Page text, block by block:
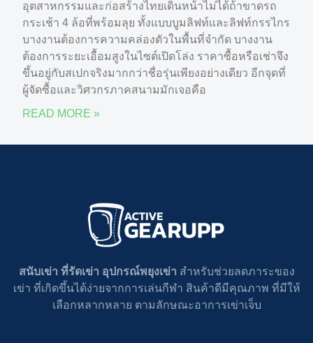
อุตสาหกรรมและก่อสร้างไทยเดินหน้าไม่ได้ถ้าขาดรถ
กระเช้า 4 ล้อที่พร้อมลุย ทั้งแบบบูมลิฟท์และลิฟท์กรรไกร
บางงานต้องการความคล่องตัวในพื้นที่จำกัด บางงาน
ต้องการระยะเอื้อมสูงในไซต์เปิดโล่ง ราคาซื้อหรือเช่าจึง
ขึ้นอยู่กับสเปกจริงมากกว่าชื่อรุ่นเพียงอย่างเดียว อีกจุดที่
ผู้จัดซื้อและวิศวกรภาคสนามมักเจอคือ
READ MORE »
สนับเข่า ที่รัดเข่า อุปกรณ์พยุงเข่า สำหรับช่วยลดภาระของ
เข่า ที่เกิดขึ้นได้ง่ายจากการเล่นกีฬา สินค้าดีมีคุณภาพ ที่มีให้
เลือกหลากหลาย ตามลักษณะอาการเข่าเจ็บ